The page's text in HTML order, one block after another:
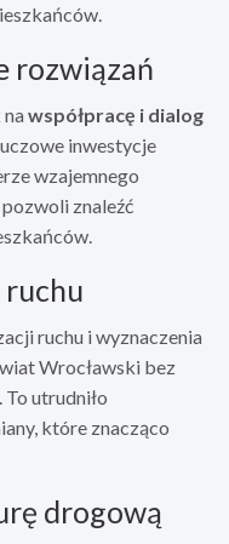
rozwiązań
nawspółpracę i dialog
inwestycje
wzajemnego
znaleźć
ruchu
ruchu i wyznaczenia
Wrocławski bez
utrudniło
które znacząco
drogową